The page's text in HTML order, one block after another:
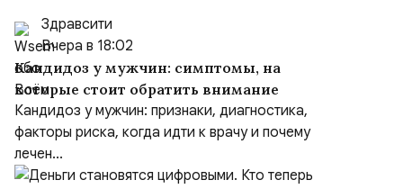
Здравсити
Вчера в 18:02
Кандидоз у мужчин: симптомы, на
которые стоит обратить внимание
Кандидоз у мужчин: признаки, диагностика,
факторы риска, когда идти к врачу и почему
лечен...